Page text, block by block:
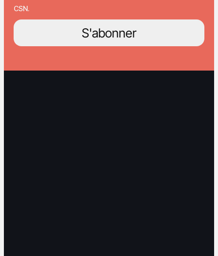
CSN.
S'abonner